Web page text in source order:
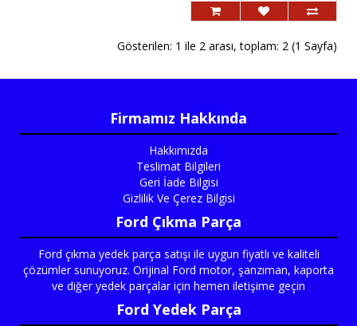
Gösterilen: 1 ile 2 arası, toplam: 2 (1 Sayfa)
Firmamız Hakkında
Hakkımızda
Teslimat Bilgileri
Geri İade Bilgisi
Gizlilik Ve Çerez Bilgisi
Ford Çıkma Parça
Ford çıkma yedek parça satışı ile uygun fiyatlı ve kaliteli
çözümler sunuyoruz. Orijinal Ford motor, şanzıman, kaporta
ve diğer yedek parçalar için hemen iletişime geçin
Ford Yedek Parça